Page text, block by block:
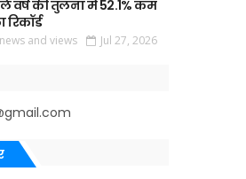
वर्ष की तुलना में 52.1% कम
रिकॉर्ड
and views Jul 27, 2026